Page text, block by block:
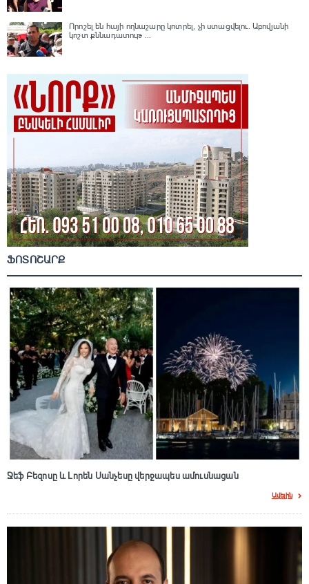
Որոշել են հայի ողնաշարը կոտրել, չի ստացվելու․ Աբովյանի
կոշտ քննադատութ ...
ՖՈՏՈՇԱՐՔ
Ջեֆ Բեզոսը և Լորեն Սանչեսը վերջապես ամուսնացան
Ավելին